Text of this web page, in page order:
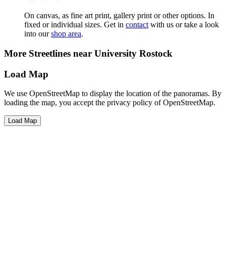
On canvas, as fine art print, gallery print or other options. In
fixed or individual sizes. Get in contact with us or take a look
into ourshop area.
More Streetlines near University Rostock
Load Map
We use OpenStreetMap to display the location of the panoramas. By
loading the map, you accept the privacy policy of OpenStreetMap.
Load Map